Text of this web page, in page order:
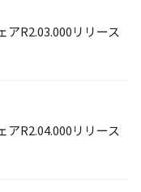
R2.03.000リリース
R2.04.000リリース